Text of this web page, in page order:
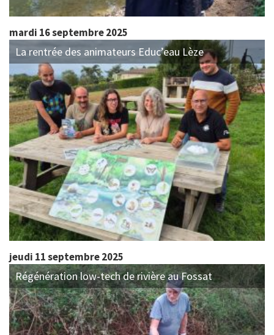
mardi 16 septembre 2025
La rentrée des animateurs Educ’eau Lèze
jeudi 11 septembre 2025
Régénération low-tech de rivière au Fossat